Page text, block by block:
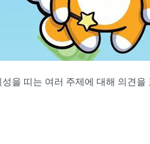
을 띠는 여러 주제에 대해 의견